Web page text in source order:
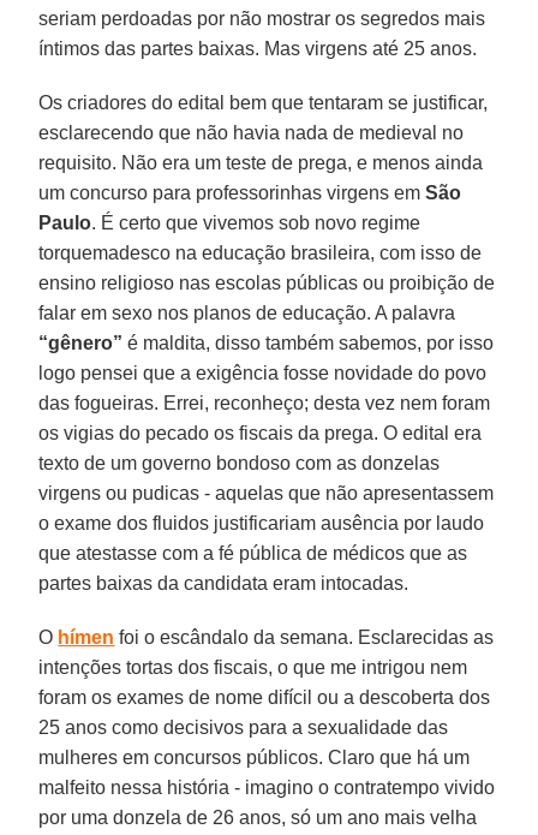
seriam perdoadas por não mostrar os segredos mais
íntimos das partes baixas. Mas virgens até 25 anos.
Os criadores do edital bem que tentaram se justificar,
esclarecendo que não havia nada de medieval no
requisito. Não era um teste de prega, e menos ainda
um concurso para professorinhas virgens emSão
Paulo. É certo que vivemos sob novo regime
torquemadesco na educação brasileira, com isso de
ensino religioso nas escolas públicas ou proibição de
falar em sexo nos planos de educação. A palavra
“gênero” é maldita, disso também sabemos, por isso
logo pensei que a exigência fosse novidade do povo
das fogueiras. Errei, reconheço; desta vez nem foram
os vigias do pecado os fiscais da prega. O edital era
texto de um governo bondoso com as donzelas
virgens ou pudicas - aquelas que não apresentassem
o exame dos fluidos justificariam ausência por laudo
que atestasse com a fé pública de médicos que as
partes baixas da candidata eram intocadas.
O hímen foi o escândalo da semana. Esclarecidas as
intenções tortas dos fiscais, o que me intrigou nem
foram os exames de nome difícil ou a descoberta dos
25 anos como decisivos para a sexualidade das
mulheres em concursos públicos. Claro que há um
malfeito nessa história - imagino o contratempo vivido
por uma donzela de 26 anos, só um ano mais velha